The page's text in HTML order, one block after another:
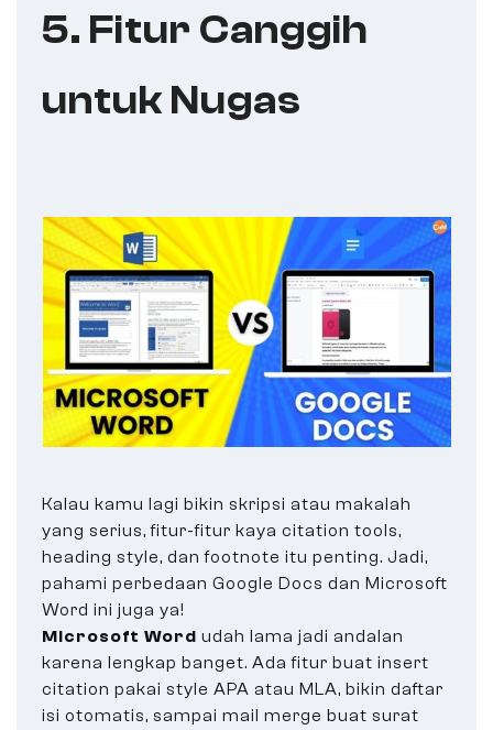
5. Fitur Canggih
untuk Nugas
Kalau kamu lagi bikin skripsi atau makalah
yang serius, fitur-fitur kaya citation tools,
heading style, dan footnote itu penting. Jadi,
pahami perbedaan Google Docs dan Microsoft
Word ini juga ya!
Microsoft Word udah lama jadi andalan
karena lengkap banget. Ada fitur buat insert
citation pakai style APA atau MLA, bikin daftar
isi otomatis, sampai mail merge buat surat